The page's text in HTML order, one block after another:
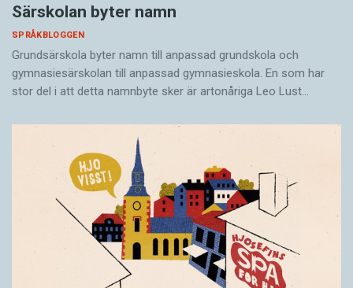
Särskolan byter namn
SPRÅKBLOGGEN
Grundsärskola byter namn till anpassad grundskola och
gymnasiesärskolan till anpassad gymnasieskola. En som har
stor del i att detta namnbyte sker är artonåriga Leo Lust…